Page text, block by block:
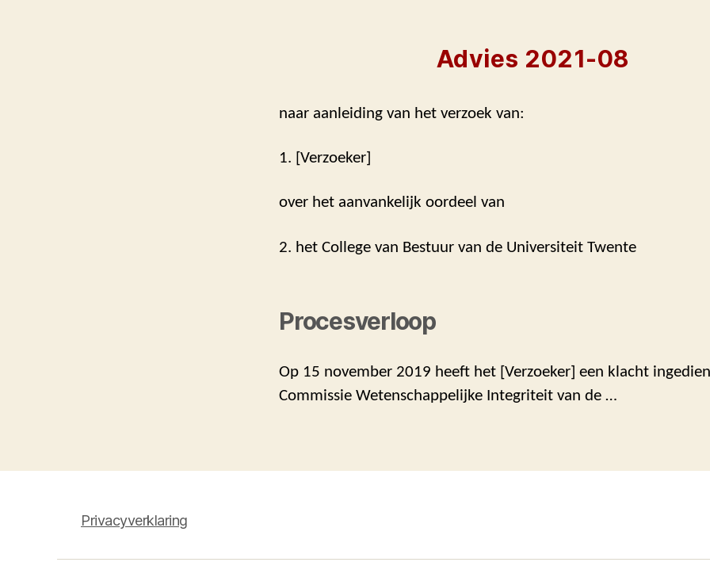
Advies 2021-08
naar aanleiding van het verzoek van:
1. [Verzoeker]
over het aanvankelijk oordeel van
2. het College van Bestuur van de Universiteit Twente
Procesverloop
Op 15 november 2019 heeft het [Verzoeker] een klacht
Commissie Wetenschappelijke Integriteit van de …
Privacyverklaring